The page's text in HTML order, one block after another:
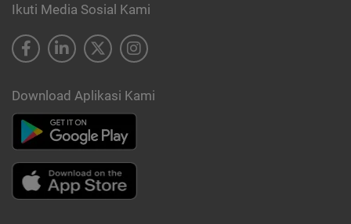
Ikuti Media Sosial Kami
Download Aplikasi Kami